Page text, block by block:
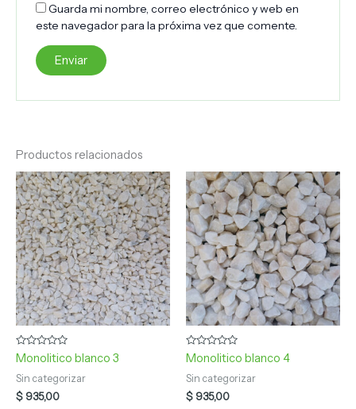
Guarda mi nombre, correo electrónico y web en
este navegador para la próxima vez que comente.
Productos relacionados
Valorado
con
0
de
5
Monolitico blanco 3
Sin categorizar
$ 935,00
Valorado
con
0
de
5
Monolitico blanco 4
Sin categorizar
$ 935,00